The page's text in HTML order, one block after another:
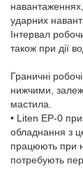
ударних
Інтервал
також при дії
Граничні
нижчими,
мастила.
• Liten EP-0
обладнання з
працюють при
потребують